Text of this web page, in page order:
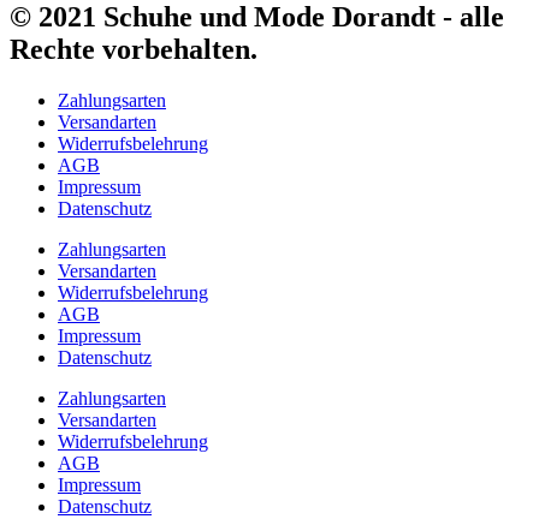
© 2021 Schuhe und Mode Dorandt - alle
Rechte vorbehalten.
Zahlungsarten
Versandarten
Widerrufsbelehrung
AGB
Impressum
Datenschutz
Zahlungsarten
Versandarten
Widerrufsbelehrung
AGB
Impressum
Datenschutz
Zahlungsarten
Versandarten
Widerrufsbelehrung
AGB
Impressum
Datenschutz